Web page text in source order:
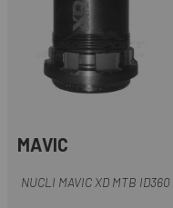
MAVIC
NUCLI MAVIC XD MTB ID360